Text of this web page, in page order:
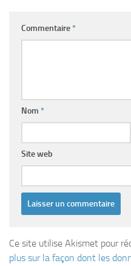
Commentaire*
Nom *
Site web
Ce site utilise Akismet pour
plus sur la façon dont les